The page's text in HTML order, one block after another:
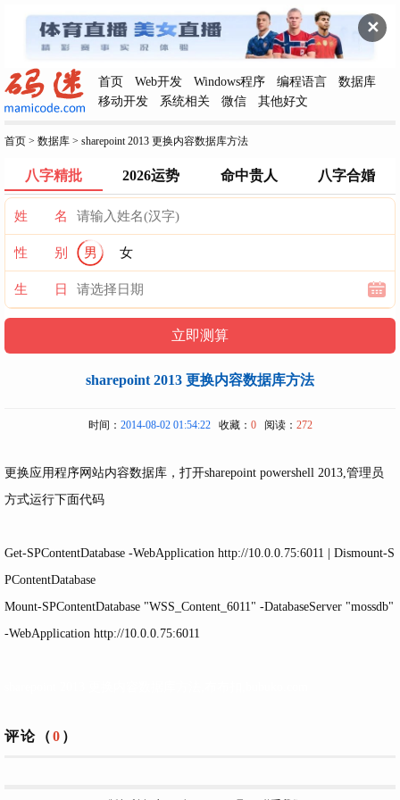
✕
首页 Web开发 Windows程序 编程语言
数据库
移动开发
系统相关 微信 其他好文
首页 > 数据库 > sharepoint 2013 更换内容数据库方法
八字精批 2026运势 命中贵人 八字合婚
姓 名
性 别 男 女
生 日
sharepoint 2013 更换内容数据库方法
时间： 2014-08-02 01:54:22收藏： 0阅读： 272
更换应用程序网站内容数据库，打开sharepoint powershell 2013,管理员
方式运行下面代码
Get-SPContentDatabase -WebApplication http://10.0.0.75:6011
| Dismount-S
PContentDatabase
Mount-SPContentDatabase "WSS_Content_6011" -DatabaseServer "mossdb"
-WebApplication http://10.0.0.75:6011
评论（0 ）